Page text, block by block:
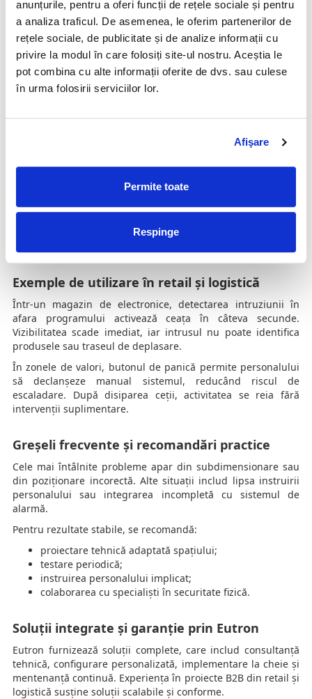
anunțurile, pentru a oferi funcții de rețele sociale și pentru
a analiza traficul. De asemenea, le oferim partenerilor de
rețele sociale, de publicitate și de analize informații cu
privire la modul în care folosiți site-ul nostru. Aceștia le
pot combina cu alte informații oferite de dvs. sau culese
în urma folosirii serviciilor lor.
Afişare
Permite toate
Respinge
Mentenanța include:
verificări periodice ale funcționării;
testarea circuitelor de declanșare;
înlocuirea fluidului de către personal autorizat.
Prin monitorizare și verificări regulate se poate implementa
mentenanță predictivă, care menține eficiența sistemului pe
Siguranță, certificări și utilizare responsabilă
efracție cu ceață. Ceața nu afectează echipamentele
electronice și nu lasă reziduuri. Instalarea și configurarea se
realizează conform normelor de securitate și sănătate în
muncă, fiind recomandată colaborarea cu integratori
Exemple de utilizare în retail și logistică
Într-un magazin de electronice, detectarea intruziunii în
afara programului activează ceața în câteva secunde.
Vizibilitatea scade imediat, iar intrusul nu poate identifica
produsele sau traseul de deplasare.
În zonele de valori, butonul de panică permite personalului
să declanșeze manual sistemul, reducând riscul de
escaladare. După disiparea ceții, activitatea se reia fără
intervenții suplimentare.
Greșeli frecvente și recomandări practice
Cele mai întâlnite probleme apar din subdimensionare sau
din poziționare incorectă. Alte situații includ lipsa instruirii
personalului sau integrarea incompletă cu sistemul de
alarmă.
Pentru rezultate stabile, se recomandă:
proiectare tehnică adaptată spațiului;
testare periodică;
instruirea personalului implicat;
colaborarea cu specialiști în securitate fizică.
Soluții integrate și garanție prin Eutron
Eutron furnizează soluții complete, care includ consultanță
tehnică, configurare personalizată, implementare la cheie și
mentenanță continuă. Experiența în proiecte B2B din retail și
logistică susține soluții scalabile și conforme.